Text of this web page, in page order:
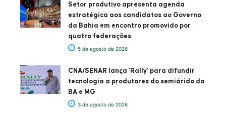
Setor produtivo apresenta agenda
estratégica aos candidatos ao Governo
da Bahia em encontro promovido por
quatro federações
5 de agosto de 2026
CNA/SENAR lança ‘Rally’ para difundir
tecnologia a produtores do semiárido da
BA e MG
3 de agosto de 2026